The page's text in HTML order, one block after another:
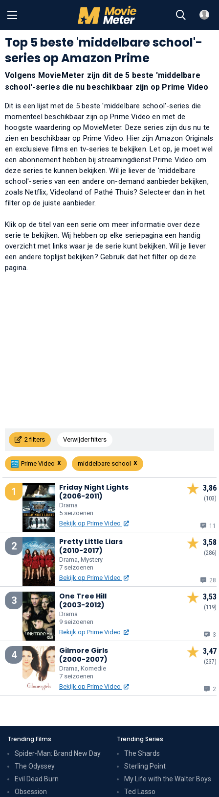
Top 5 beste 'middelbare school'-
series op Amazon Prime
Volgens MovieMeter zijn dit de 5 beste 'middelbare
school'-series die nu beschikbaar zijn op Prime Video
Dit is een lijst met de 5 beste 'middelbare school'-series die
momenteel beschikbaar zijn op Prime Video en met de
hoogste waardering op MovieMeter. Deze series zijn dus nu te
zien en beschikbaar op Prime Video. Hier zijn Amazon Originals
en exclusieve films en tv-series te bekijken. Let op, je moet wel
een abonnement hebben bij streamingdienst Prime Video om
deze series te kunnen bekijken. Wil je liever de 'middelbare
school'-series van een andere on-demand aanbieder bekijken,
zoals Netflix, Videoland of Pathé Thuis? Selecteer dan in het
filter op de juiste aanbieder.
Klik op de titel van een serie om meer informatie over deze
serie te bekijken. Wij hebben op elke seriepagina een handig
overzicht met links waar je de serie kunt bekijken. Wil je liever
een andere toplijst bekijken? Gebruik dat het filter op deze
pagina.
2 filters Verwijder filters
Prime Video middelbare school
1
Friday Night Lights
(2006-2011)
Drama
5 seizoenen
Bekijk op Prime Video
3,86
(103)
11
2
Pretty Little Liars
(2010-2017)
Drama, Mystery
7 seizoenen
Bekijk op Prime Video
3,58
(286)
28
3
One Tree Hill
(2003-2012)
Drama
9 seizoenen
Bekijk op Prime Video
3,53
(119)
3
4
Gilmore Girls
(2000-2007)
Drama, Komedie
7 seizoenen
Bekijk op Prime Video
3,47
(237)
2
Trending Films
Spider-Man: Brand New Day
The Odyssey
Evil Dead Burn
Obsession
Trending Series
The Shards
Sterling Point
My Life with the Walter Boys
Ted Lasso